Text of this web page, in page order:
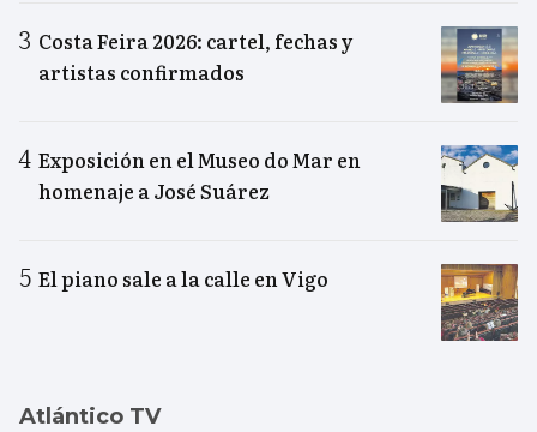
Costa Feira 2026: cartel, fechas y
artistas confirmados
Exposición en el Museo do Mar en
homenaje a José Suárez
El piano sale a la calle en Vigo
Atlántico TV